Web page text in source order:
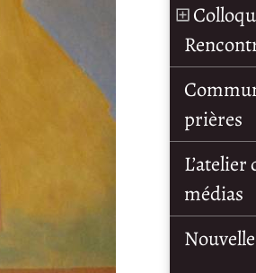
prières
L’atelier
médias